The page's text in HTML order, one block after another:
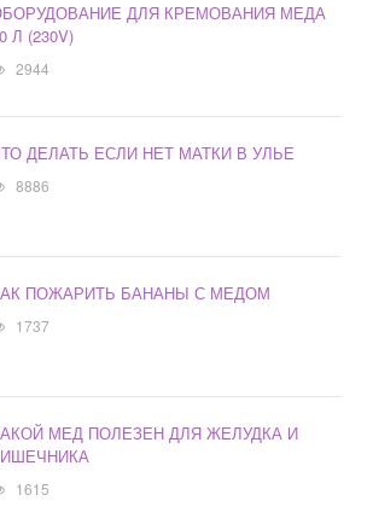
ДЛЯ КРЕМОВАНИЯ МЕДА
Л (230V)
2944
ДЕЛАТЬ ЕСЛИ НЕТ МАТКИ В УЛЬЕ
8886
ПОЖАРИТЬ БАНАНЫ С МЕДОМ
1737
МЕД ПОЛЕЗЕН ДЛЯ ЖЕЛУДКА И
1615